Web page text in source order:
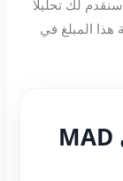
لك تحليلاً
في